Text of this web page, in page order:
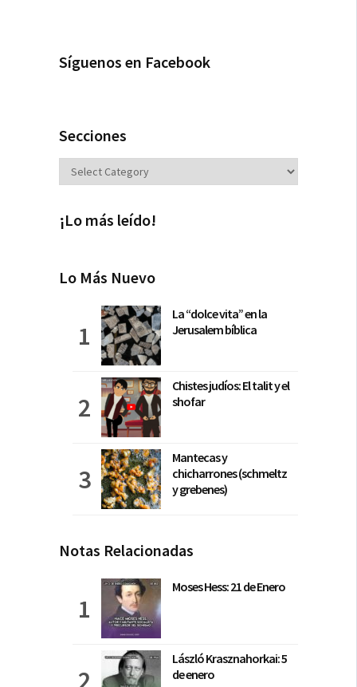
Síguenos en Facebook
Secciones
Secciones
¡Lo más leído!
Lo Más Nuevo
La “dolce vita” en la
Jerusalem bíblica
Chistes judíos: El talit y el
shofar
Mantecas y
chicharrones (schmeltz
y grebenes)
Notas Relacionadas
Moses Hess: 21 de Enero
László Krasznahorkai: 5
de enero